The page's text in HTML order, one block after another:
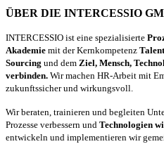
ÜBER DIE INTERCESSIO
INTERCESSIO ist eine spezialisierte
Akademie mit der Kernkompetenz
Sourcing und dem Ziel, Mensch,
verbinden. Wir machen HR-Arbeit mit
zukunftssicher und wirkungsvoll.
Wir beraten, trainieren und begleiten
Prozesse verbessern und Technologien
entwickeln und implementieren wir